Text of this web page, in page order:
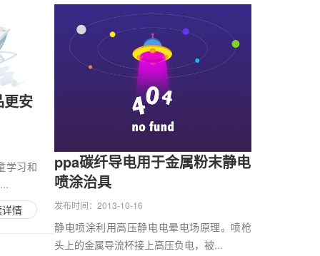
安
学习和
情
ppa碳纤导电用于金属粉末静电
喷涂治具
发布时间：2013-10-16
静电喷涂利用高压静电电晕电场原理。喷枪
头上的金属导流杯接上高压负电，被...